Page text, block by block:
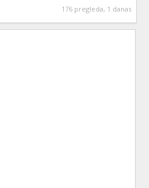
176 pregleda, 1 danas